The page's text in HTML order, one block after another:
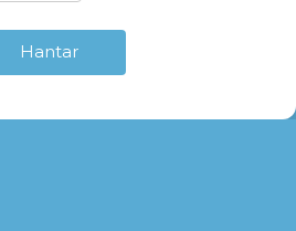
Hantar